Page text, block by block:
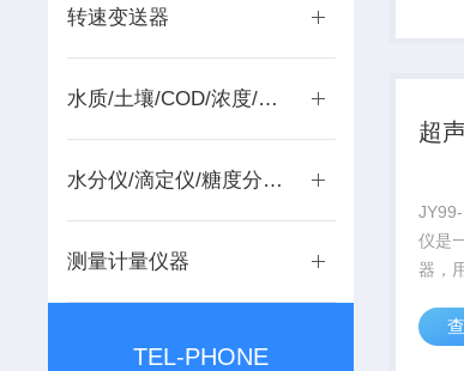
转速变送器
水质/土壤/COD/浓度/温度
水分仪/滴定仪/糖度分析仪
测量计量仪器
TEL-PHONE
取、
超
仪是
器，
来乳